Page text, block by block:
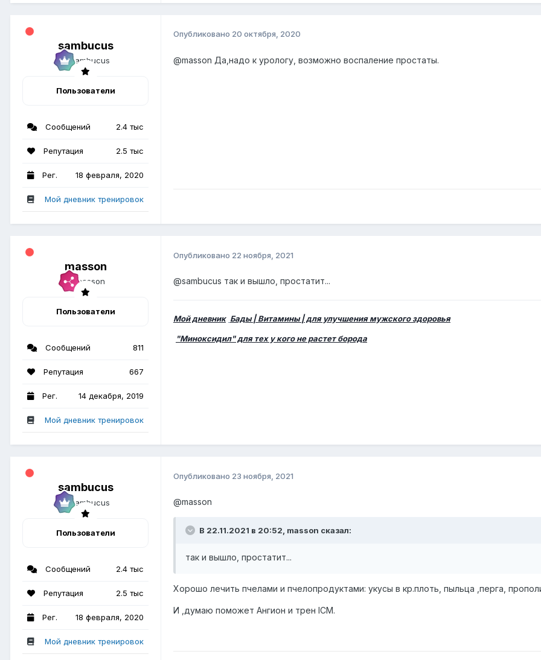
sambucus
Пользователи
Сообщений 2.4 тыс
Репутация 2.5 тыс
Рег. 18 февраля, 2020
Мой дневник тренировок
Опубликовано 20 октября, 2020
@masson Да,надо к урологу, возможно воспаление простаты.
masson
Пользователи
Сообщений 811
Репутация 667
Рег. 14 декабря, 2019
Мой дневник тренировок
Опубликовано 22 ноября, 2021
@sambucus так и вышло, простатит...
Мой дневник Бады | Витамины | для улучшения мужского здоровья
"Миноксидил" для тех у кого не растет борода
sambucus
Пользователи
Сообщений 2.4 тыс
Репутация 2.5 тыс
Рег. 18 февраля, 2020
Мой дневник тренировок
Опубликовано 23 ноября, 2021
@masson
В 22.11.2021 в 20:52, masson сказал:
так и вышло, простатит...
Хорошо лечить пчелами и пчелопродуктами: укусы в кр.плоть, пыльца ,перга,
И ,думаю поможет Ангион и трен ICM.